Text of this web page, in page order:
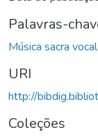
Palavras-
Música sacra
URI
http://
Coleções